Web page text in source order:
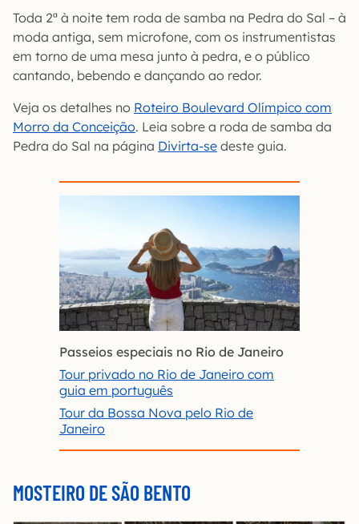
Toda 2ª à noite tem roda de samba na Pedra do Sal – à
moda antiga, sem microfone, com os instrumentistas
em torno de uma mesa junto à pedra, e o público
cantando, bebendo e dançando ao redor.
Veja os detalhes no Roteiro Boulevard Olímpico com
Morro da Conceição. Leia sobre a roda de samba da
Pedra do Sal na página Divirta-se deste guia.
Passeios especiais no Rio de Janeiro
Tour privado no Rio de Janeiro com
guia em português
Tour da Bossa Nova pelo Rio de
Janeiro
MOSTEIRO DE SÃO BENTO